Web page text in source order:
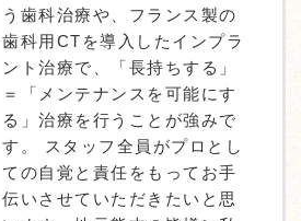
う歯科治療や、フランス製の
歯科用CTを導入したインプラ
ント治療で、「長持ちする」
＝「メンテナンスを可能にす
る」治療を行うことが強みで
す。 スタッフ全員がプロとし
ての自覚と責任をもってお手
伝いさせていただきたいと思